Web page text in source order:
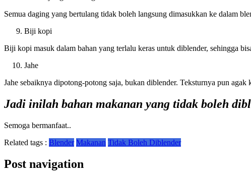
Semua daging yang bertulang tidak boleh langsung dimasukkan ke dalam
Biji kopi
Biji kopi masuk dalam bahan yang terlalu keras untuk diblender, sehingga
Jahe
Jahe sebaiknya dipotong-potong saja, bukan diblender. Teksturnya pun agak
Jadi inilah bahan makanan yang tidak boleh
Semoga bermanfaat..
Related tags : Blender Makanan Tidak Boleh Diblender
Post navigation